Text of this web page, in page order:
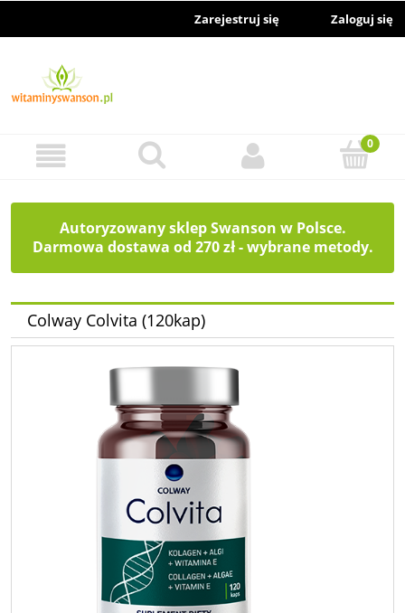
Zarejestruj się Zaloguj się
Autoryzowany sklep Swanson w Polsce.
Darmowa dostawa od 270 zł - wybrane metody.
Colway Colvita (120kap)